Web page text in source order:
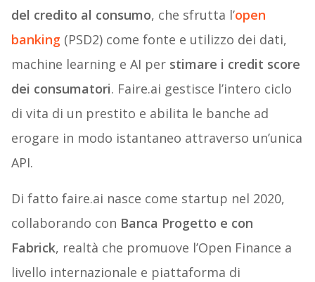
del credito al consumo, che sfrutta l’open
banking(PSD2) come fonte e utilizzo dei dati,
machine learning e AI per stimare i credit score
dei consumatori. Faire.ai gestisce l’intero ciclo
di vita di un prestito e abilita le banche ad
erogare in modo istantaneo attraverso un’unica
API.
Di fatto faire.ai nasce come startup nel 2020,
collaborando con Banca Progetto e con
Fabrick, realtà che promuove l’Open Finance a
livello internazionale e piattaforma di